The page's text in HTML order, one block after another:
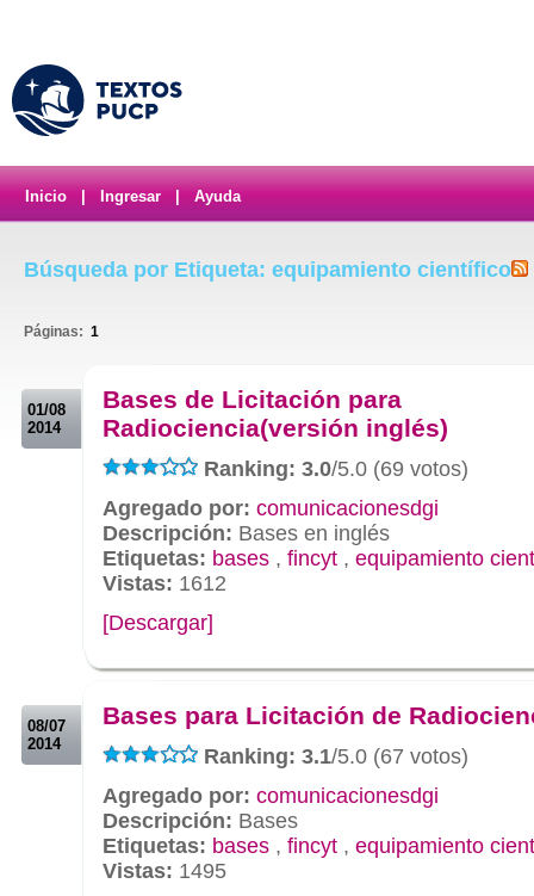
Inicio Ingresar Ayuda
Búsqueda por Etiqueta: equipamiento científico
Páginas: 1
01/08
2014
Bases de Licitación para
Radiociencia(versión inglés)
Ranking: 3.0/5.0 (69 votos)
Agregado por: comunicacionesdgi
Descripción: Bases en inglés
Etiquetas: bases , fincyt , equipamiento
Vistas: 1612
[Descargar]
08/07
2014
Bases para Licitación de
Ranking: 3.1/5.0 (67 votos)
Agregado por: comunicacionesdgi
Descripción: Bases
Etiquetas: bases , fincyt , equipamiento
Vistas: 1495